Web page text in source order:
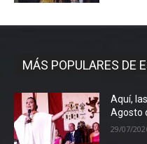
MÁS POPULARES DE
Aquí,
Agosto
29/07/